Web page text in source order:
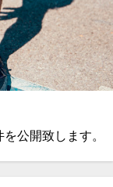
公開致します。